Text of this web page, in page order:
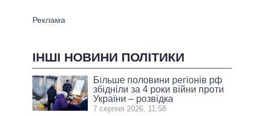
ІНШІ НОВИНИ ПОЛІТИКИ
Більше половини регіонів рф
збідніли за 4 роки війни проти
України – розвідка
7 серпня 2026, 11:58